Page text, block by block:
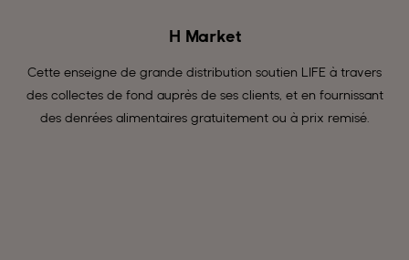
H Market
Cette enseigne de grande distribution soutien LIFE à travers
des collectes de fond auprès de ses clients, et en fournissant
des denrées alimentaires gratuitement ou à prix remisé.